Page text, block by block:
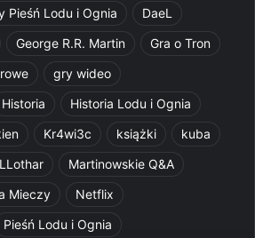
Pieśń Lodu i Ognia
DaeL
George R.R. Martin
Gra o Tron
gry wideo
Historia
Historia Lodu i Ognia
Kr4wi3c książki
kuba
LLothar
Martinowskie Q&A
Mieczy
Netflix
Pieśń Lodu i Ognia